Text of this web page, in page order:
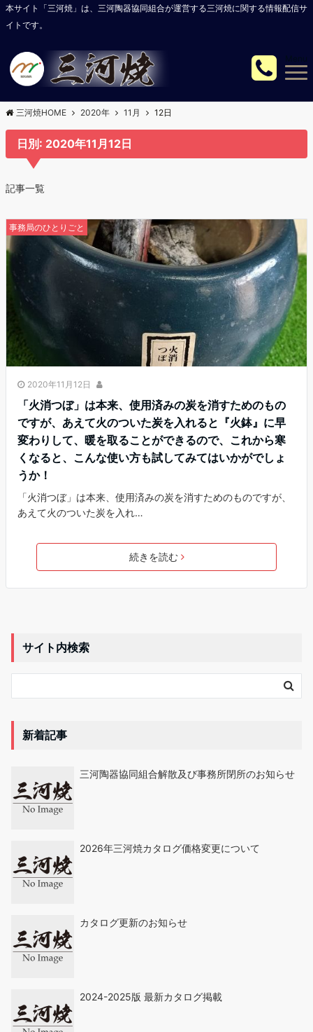
本サイト「三河焼」は、三河陶器協同組合が運営する三河焼に関する情報配信サ
イトです。
Menu
三河焼HOME 2020年 11月 12日
日別: 2020年11月12日
記事一覧
事務局のひとりごと
2020年11月12日
「火消つぼ」は本来、使用済みの炭を消すためのもの
ですが、あえて火のついた炭を入れると『火鉢』に早
変わりして、暖を取ることができるので、これから寒
くなると、こんな使い方も試してみてはいかがでしょ
うか！
「火消つぼ」は本来、使用済みの炭を消すためのものですが、
あえて火のついた炭を入れ…
続きを読む
サイト内検索
新着記事
三河陶器協同組合解散及び事務所閉所のお知らせ
2026年三河焼カタログ価格変更について
カタログ更新のお知らせ
2024-2025版 最新カタログ掲載